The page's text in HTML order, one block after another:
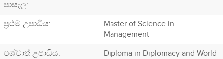
පාසැල:
ප්‍රථම උපාධිය:
Master of Science in
Management
පශ්චාත් උපාධිය:
Diploma in Diplomacy and World